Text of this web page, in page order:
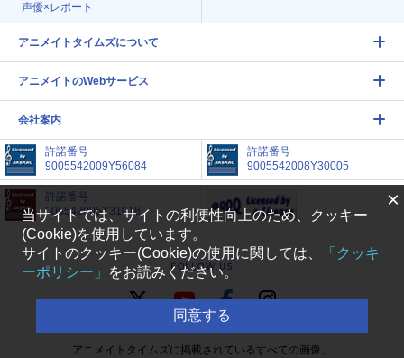
声優×レポート
アニメイトタイムズについて
アニメイトのWebサービス
会社案内
許諾番号
9005542009Y56084
許諾番号
9005542008Y30005
許諾番号
005542005Y31018
FOLLOW US
アニメイトタイムズに掲載されているすべての画像、
×
当サイトでは、サイトの利便性向上のため、クッキー
(Cookie)を使用しています。
サイトのクッキー(Cookie)の使用に関しては、
「クッキ
ーポリシー」
をお読みください。
同意する